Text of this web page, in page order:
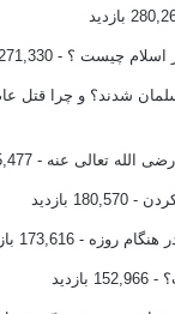
اسلام چیست ؟ - 271,330 بازدید
شدند؟ و چرا قتل
الله تعالی عنه - 185,477 بازدید
- 180,570 بازدید
هنگام روزه - 173,616 بازدید
- 152,966 بازدید